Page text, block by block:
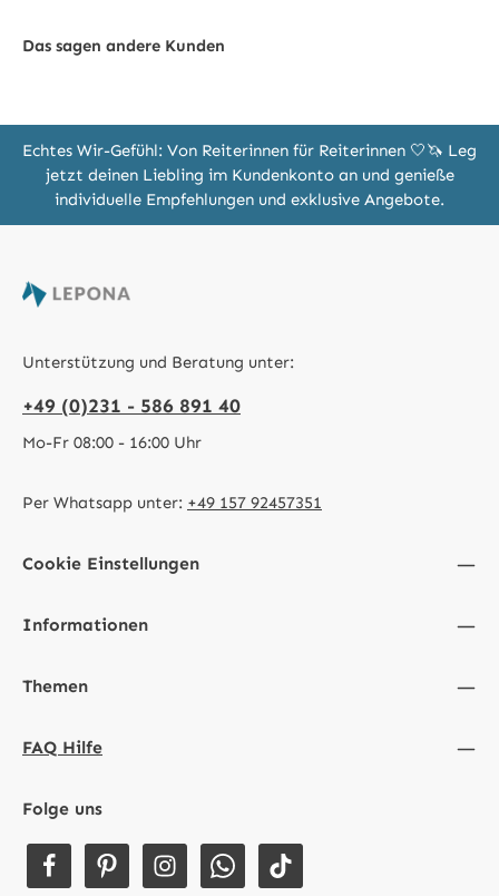
Das sagen andere Kunden
Echtes Wir-Gefühl: Von Reiterinnen für Reiterinnen 🤍🦄 Leg
jetzt deinen Liebling im Kundenkonto an und genieße
individuelle Empfehlungen und exklusive Angebote.
Unterstützung und Beratung unter:
+49 (0)231 - 586 891 40
Mo-Fr 08:00 - 16:00 Uhr
Per Whatsapp unter: +49 157 92457351
Cookie Einstellungen
Informationen
Themen
FAQ Hilfe
Folge uns